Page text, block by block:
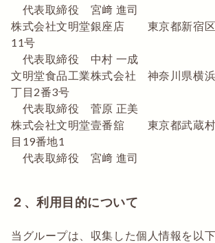
代表取締役 宮﨑 進司
株式会社文明堂銀座店 東京都新宿区
11号
代表取締役 中村 一成
文明堂食品工業株式会社 神奈川県横
丁目2番3号
代表取締役 菅原 正美
株式会社文明堂壹番舘 東京都武蔵村
目19番地1
代表取締役 宮﨑 進司
２、利用目的について
当グループは、収集した個人情報を以